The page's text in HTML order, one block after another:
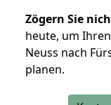
Zögern Sie
heute, um
Neuss nach
planen.